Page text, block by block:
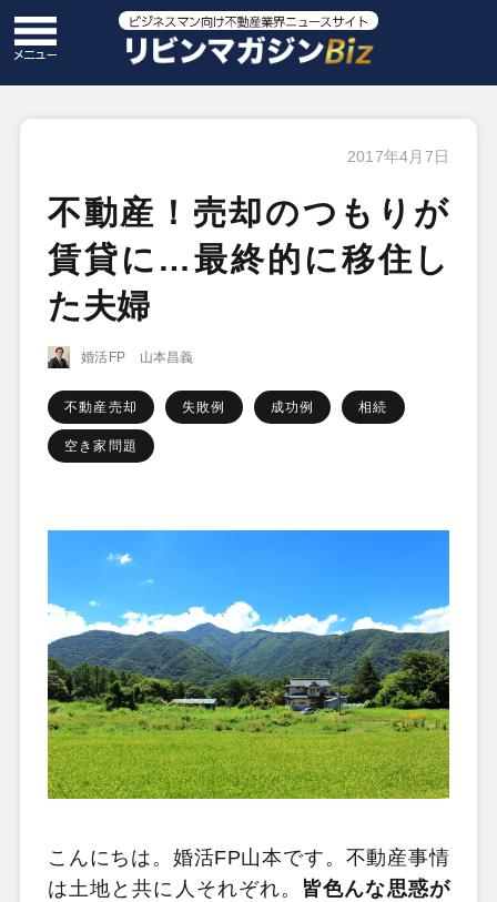
2017年4月7日
不動産！売却のつもりが
賃貸に…最終的に移住し
た夫婦
婚活FP 山本昌義
不動産売却 失敗例 成功例 相続
空き家問題
こんにちは。婚活FP山本です。不動産事情
は土地と共に人それぞれ。 皆色んな思惑が